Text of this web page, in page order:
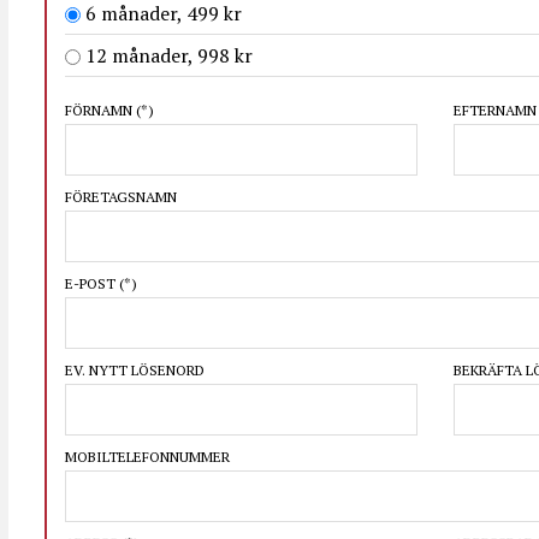
6 månader, 499 kr
12 månader, 998 kr
FÖRNAMN (*) EFTERNAMN
FÖRETAGSNAMN
E-POST (*)
EV. NYTT LÖSENORD BEKRÄFTA
MOBILTELEFONNUMMER